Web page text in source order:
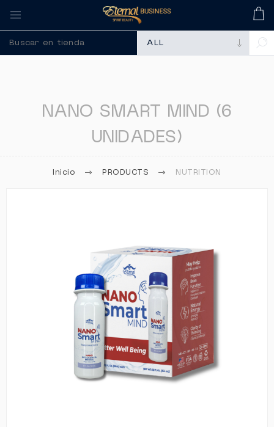
🚀 Recuerda comprar tus
NANO SMART MIND (6
UNIDADES)
Inicio PRODUCTS NUTRITION